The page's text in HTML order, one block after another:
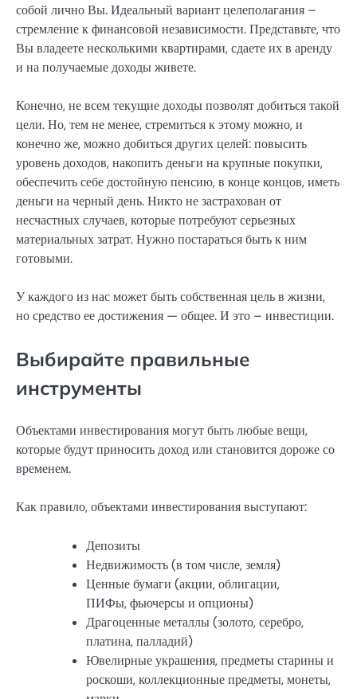
собой лично Вы. Идеальный вариант целеполагания –
стремление к финансовой независимости. Представьте, что
Вы владеете несколькими квартирами, сдаете их в аренду
и на получаемые доходы живете.
Конечно, не всем текущие доходы позволят добиться такой
цели. Но, тем не менее, стремиться к этому можно, и
конечно же, можно добиться других целей: повысить
уровень доходов, накопить деньги на крупные покупки,
обеспечить себе достойную пенсию, в конце концов, иметь
деньги на черный день. Никто не застрахован от
несчастных случаев, которые потребуют серьезных
материальных затрат. Нужно постараться быть к ним
готовыми.
У каждого из нас может быть собственная цель в жизни,
но средство ее достижения — общее. И это – инвестиции.
Выбирайте правильные
инструменты
Объектами инвестирования могут быть любые вещи,
которые будут приносить доход или становится дороже со
временем.
Как правило, объектами инвестирования выступают:
Депозиты
Недвижимость (в том числе, земля)
Ценные бумаги (акции, облигации,
ПИФы, фьючерсы и опционы)
Драгоценные металлы (золото, серебро,
платина, палладий)
Ювелирные украшения, предметы старины и
роскоши, коллекционные предметы, монеты,